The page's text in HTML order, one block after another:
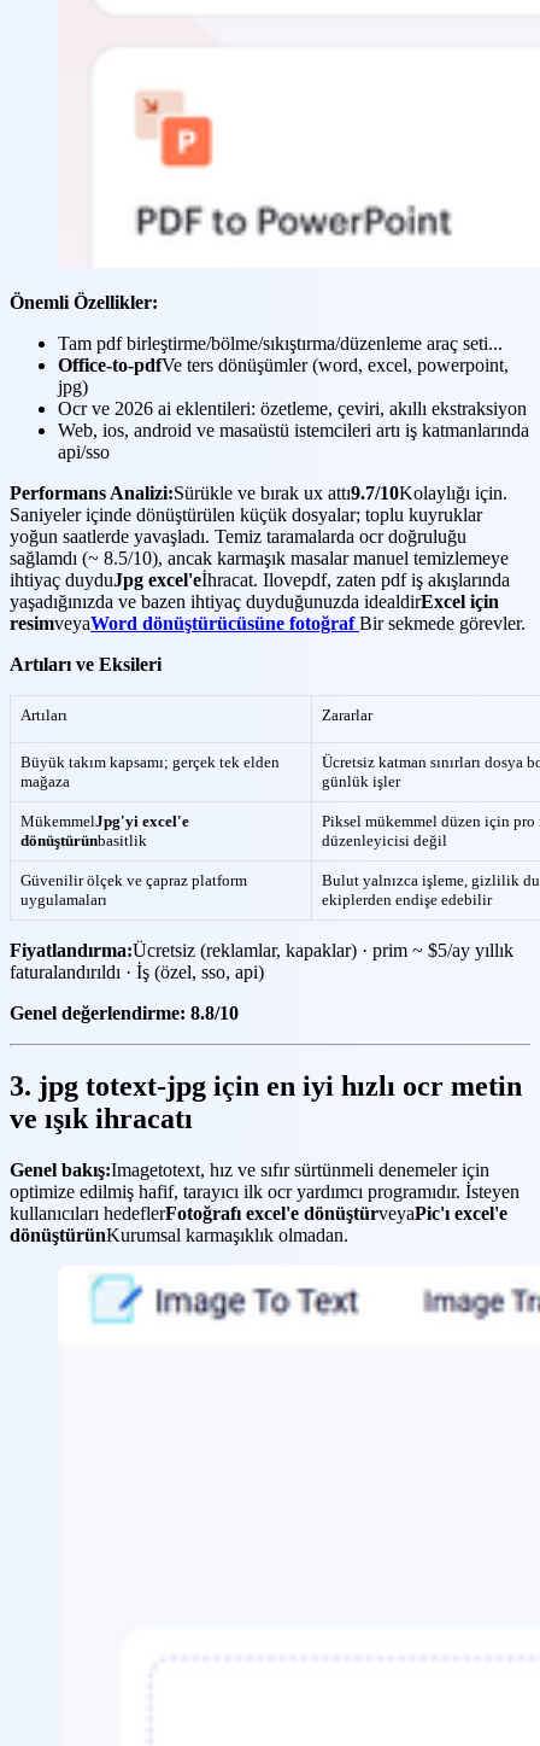
Önemli Özellikler:
Tam pdf birleştirme/bölme/sıkıştırma/düzenleme araç seti...
Office-to-pdfVe ters dönüşümler (word, excel, powerpoint,
jpg)
Ocr ve 2026 ai eklentileri: özetleme, çeviri, akıllı ekstraksiyon
Web, ios, android ve masaüstü istemcileri artı iş katmanlarında
api/sso
Performans Analizi:Sürükle ve bırak ux attı9.7/10Kolaylığı için.
Saniyeler içinde dönüştürülen küçük dosyalar; toplu kuyruklar
yoğun saatlerde yavaşladı. Temiz taramalarda ocr doğruluğu
sağlamdı (~ 8.5/10), ancak karmaşık masalar manuel temizlemeye
ihtiyaç duyduJpg excel'eİhracat. Ilovepdf, zaten pdf iş akışlarında
yaşadığınızda ve bazen ihtiyaç duyduğunuzda idealdirExcel için
resimveyaWord dönüştürücüsüne fotoğraf Bir sekmede görevler.
Artıları ve Eksileri
Artıları Zararlar
Büyük takım kapsamı; gerçek tek elden
mağaza
Ücretsiz katman sınırları dosya
günlük işler
MükemmelJpg'yi excel'e
dönüştürünbasitlik
Piksel mükemmel düzen için pro
düzenleyicisi değil
Güvenilir ölçek ve çapraz platform
uygulamaları
Bulut yalnızca işleme, gizlilik
ekiplerden endişe edebilir
Fiyatlandırma:Ücretsiz (reklamlar, kapaklar) · prim ~ $5/ay yıllık
faturalandırıldı · İş (özel, sso, api)
Genel değerlendirme: 8.8/10
3. jpg totext-jpg için en iyi hızlı ocr metin
ve ışık ihracatı
Genel bakış:Imagetotext, hız ve sıfır sürtünmeli denemeler için
optimize edilmiş hafif, tarayıcı ilk ocr yardımcı programıdır. İsteyen
kullanıcıları hedeflerFotoğrafı excel'e dönüştürveyaPic'ı excel'e
dönüştürünKurumsal karmaşıklık olmadan.